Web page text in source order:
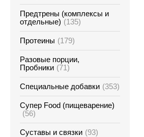
Предтрены (комплексы и
отдельные) (135)
Протеины (179)
Разовые порции,
Пробники (71)
Специальные добавки (353)
Супер Food (пищеварение)
(56)
Суставы и связки (93)